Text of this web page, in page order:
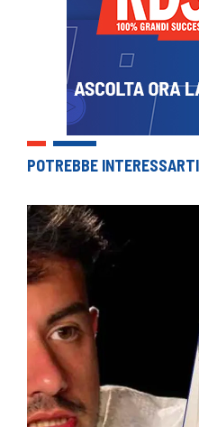
POTREBBE INTERESSARTI